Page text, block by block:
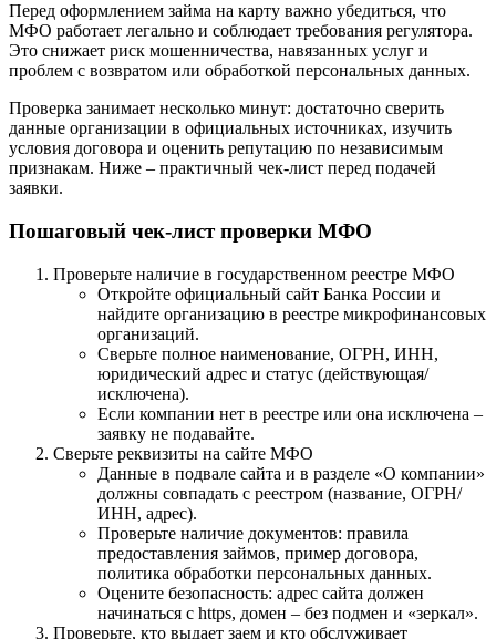
Перед оформлением займа на карту важно убедиться, что
МФО работает легально и соблюдает требования регулятора.
Это снижает риск мошенничества, навязанных услуг и
проблем с возвратом или обработкой персональных данных.
Проверка занимает несколько минут: достаточно сверить
данные организации в официальных источниках, изучить
условия договора и оценить репутацию по независимым
признакам. Ниже – практичный чек-лист перед подачей
заявки.
Пошаговый чек-лист проверки МФО
Проверьте наличие в государственном реестре МФО
Откройте официальный сайт Банка России и
найдите организацию в реестре микрофинансовых
организаций.
Сверьте полное наименование, ОГРН, ИНН,
юридический адрес и статус (действующая/
исключена).
Если компании нет в реестре или она исключена –
заявку не подавайте.
Сверьте реквизиты на сайте МФО
Данные в подвале сайта и в разделе «О компании»
должны совпадать с реестром (название, ОГРН/
ИНН, адрес).
Проверьте наличие документов: правила
предоставления займов, пример договора,
политика обработки персональных данных.
Оцените безопасность: адрес сайта должен
начинаться с https, домен – без подмен и «зеркал».
Проверьте, кто выдает заем и кто обслуживает